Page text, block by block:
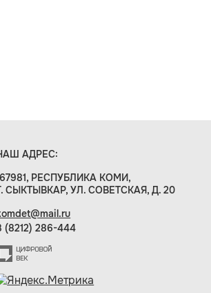
АДРЕС:
РЕСПУБЛИКА КОМИ,
СЫКТЫВКАР, УЛ. СОВЕТСКАЯ, Д. 20
(8212) 286-444